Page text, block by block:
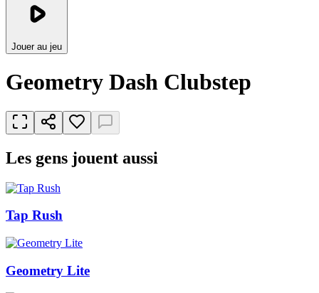
Jouer au jeu
Geometry Dash Clubstep
Les gens jouent aussi
Tap Rush
Geometry Lite